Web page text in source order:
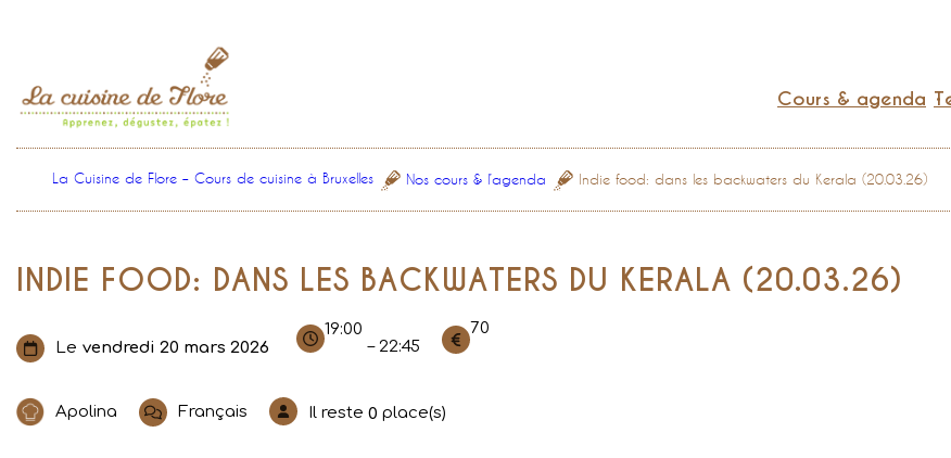
Cours & agenda
La Cuisine de Flore – Cours de cuisine à Bruxelles Nos cours & l’agenda Indie food: dans les backwaters du Kerala (20.03.26)
INDIE FOOD: DANS LES BACKWATERS DU KERALA (20.03.26)
Le vendredi 20 mars 2026
19:00
– 22:45
70
Apolina Français Il reste 0 place(s)